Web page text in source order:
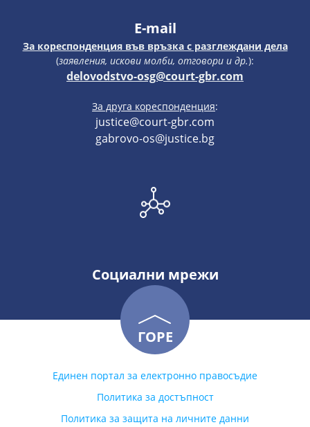
E-mail
За кореспонденция във връзка с разглеждани дела
(заявления, искови молби, отговори и др.):
delovodstvo-osg@court-gbr.com
За друга кореспонденция:
justice@court-gbr.com
gabrovo-os@justice.bg
Социални мрежи
ГОРЕ
Единен портал за електронно правосъдие
Политика за достъпност
Политика за защита на личните данни